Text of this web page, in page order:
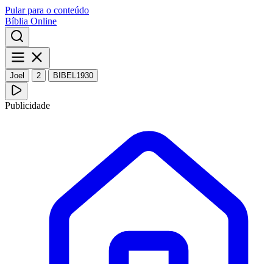
Pular para o conteúdo
Bíblia Online
Joel 2 BIBEL1930
Publicidade